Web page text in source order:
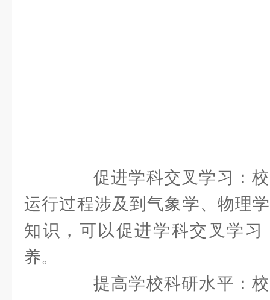
促进学科交叉学习：校
运行过程涉及到气象学、物理
知识，可以促进学科交叉学
养。
提高学校科研水平：校